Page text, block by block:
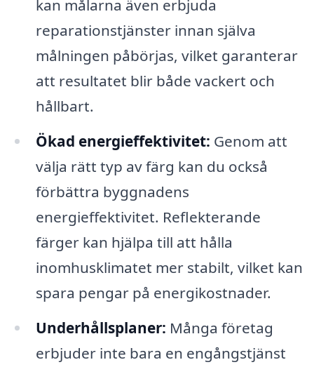
kan målarna även erbjuda
reparationstjänster innan själva
målningen påbörjas, vilket garanterar
att resultatet blir både vackert och
hållbart.
Ökad energieffektivitet: Genom att
välja rätt typ av färg kan du också
förbättra byggnadens
energieffektivitet. Reflekterande
färger kan hjälpa till att hålla
inomhusklimatet mer stabilt, vilket kan
spara pengar på energikostnader.
Underhållsplaner: Många företag
erbjuder inte bara en engångstjänst